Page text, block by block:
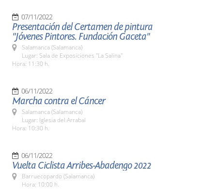
07/11/2022
Presentación del Certamen de pintura
"Jóvenes Pintores. Fundación Gaceta"
Salamanca (Salamanca)
Lugar: Sala de Exposiciones "La Salina"
Hora: 11:30 h.
06/11/2022
Marcha contra el Cáncer
Salamanca (Salamanca)
Lugar: Iglesia del Arrabal
Hora: 10:30 h.
06/11/2022
Vuelta Ciclista Arribes-Abadengo 2022
Barruecopardo (Salamanca)
Hora: 10:00 h.